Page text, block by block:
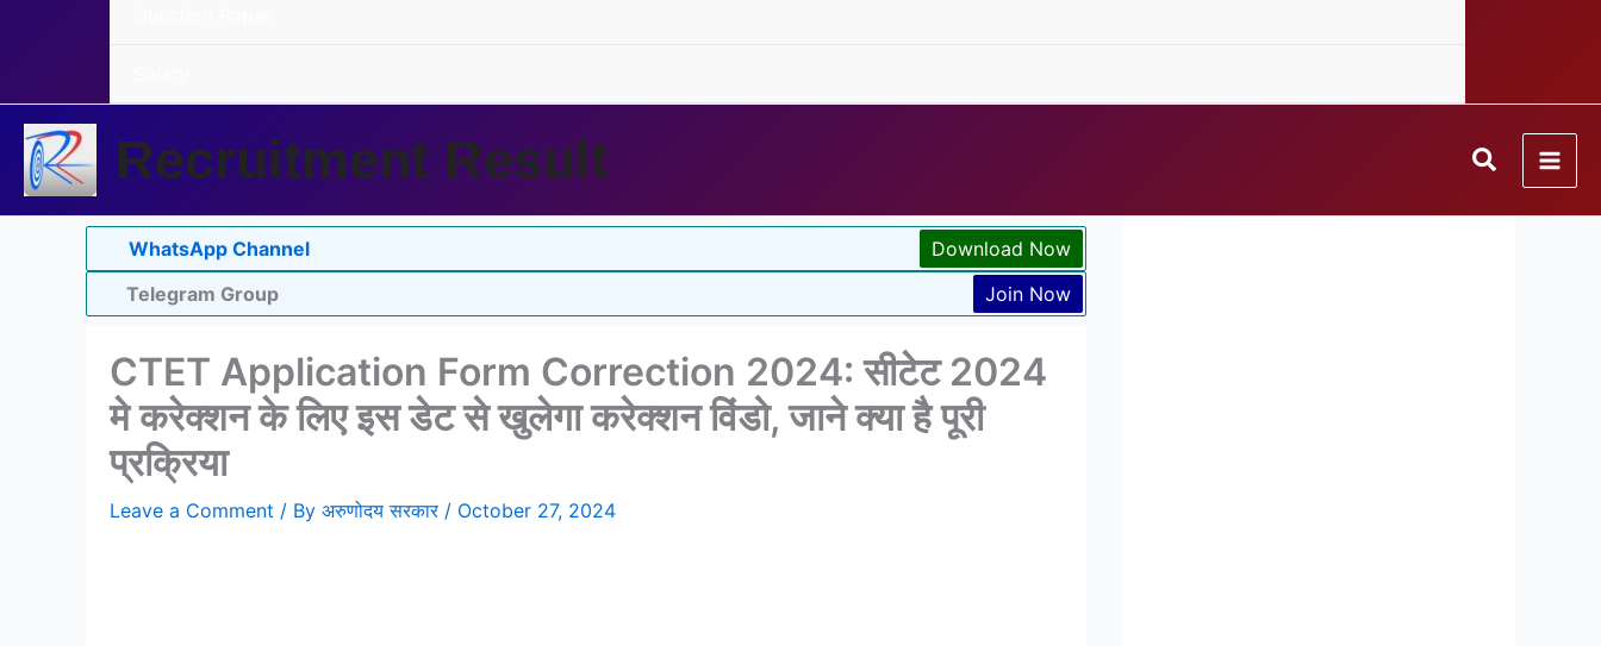
Recruitment Result Search
WhatsApp Channel
Download Now
Telegram Group
Join Now
CTET Application Form Correction 2024: सीटेट 2024
मे करेक्शन के लिए इस डेट से खुलेगा करेक्शन विंडो, जाने क्या है पूरी
प्रक्रिया
Leave a Comment / By अरुणोदय सरकार / October 27, 2024